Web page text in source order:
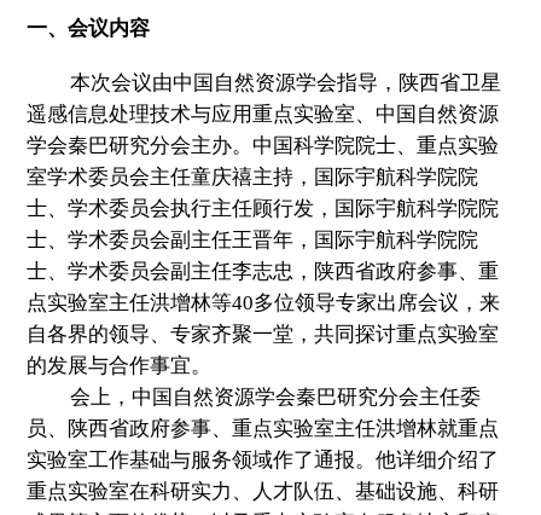
一、会议内容
本次会议由中国自然资源学会指导，陕西省卫星
遥感信息处理技术与应用重点实验室、中国自然资源
学会秦巴研究分会主办。中国科学院院士、重点实验
室学术委员会主任童庆禧主持，国际宇航科学院院
士、学术委员会执行主任顾行发，国际宇航科学院院
士、学术委员会副主任王晋年，国际宇航科学院院
士、学术委员会副主任李志忠，陕西省政府参事、重
点实验室主任洪增林等40多位领导专家出席会议，来
自各界的领导、专家齐聚一堂，共同探讨重点实验室
的发展与合作事宜。
会上，中国自然资源学会秦巴研究分会主任委
员、陕西省政府参事、重点实验室主任洪增林就重点
实验室工作基础与服务领域作了通报。他详细介绍了
重点实验室在科研实力、人才队伍、基础设施、科研